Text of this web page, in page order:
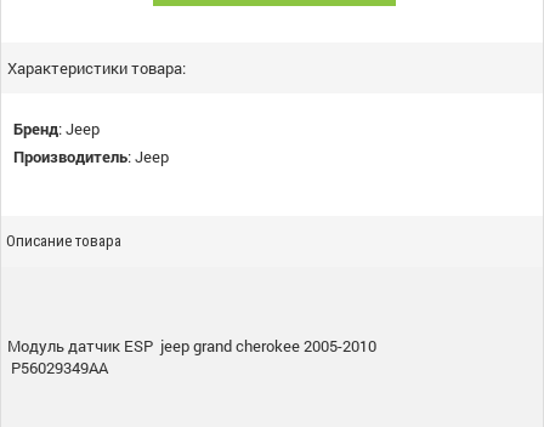
Характеристики товара:
Бренд:Jeep
Производитель:Jeep
Описание товара
Модуль датчик ESP jeep grand cherokee 2005-2010
P56029349AA